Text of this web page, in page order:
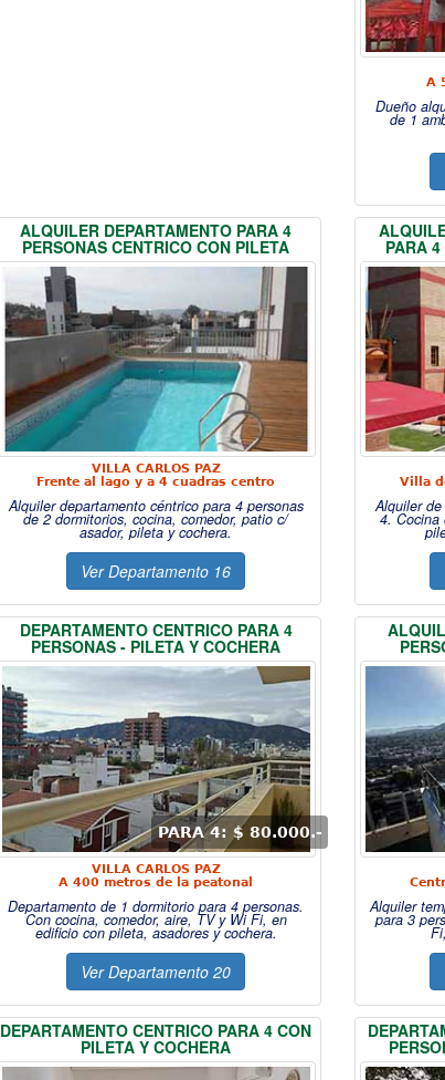
A
Dueño
de 1
ALQUILER DEPARTAMENTO PARA 4
PERSONAS CENTRICO CON PILETA
VILLA CARLOS PAZ
Frente al lago y a 4 cuadras centro
Alquiler departamento céntrico para 4 personas
de 2 dormitorios, cocina, comedor, patio c/
asador, pileta y cochera.
Ver Departamento 16
PARA
Villa
Alquiler
4. Cocina
DEPARTAMENTO CENTRICO PARA 4
PERSONAS - PILETA Y COCHERA
PARA 4: $ 80.000.-
VILLA CARLOS PAZ
A 400 metros de la peatonal
Departamento de 1 dormitorio para 4 personas.
Con cocina, comedor, aire, TV y Wi Fi, en
edificio con pileta, asadores y cochera.
Ver Departamento 20
Alquiler
para 3
DEPARTAMENTO CENTRICO PARA 4 CON
PILETA Y COCHERA